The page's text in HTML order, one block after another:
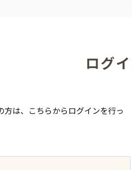
ログ
方は、こちらからログインを行っ